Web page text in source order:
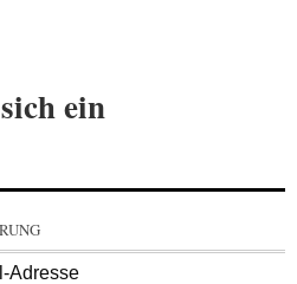
ein
Adresse